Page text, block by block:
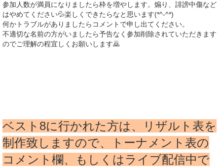
参加人数が満員になりましたら枠を増やします。煽り、誹謗中傷など
はやめてください💦楽しくできたらなと思います(*^-^*)
何かトラブルがありましたらコメントで申し出てください。
不適切な名前の方がいましたら予告なく参加削除されていただきます
のでご理解の程宜しくお願いします🙇
ベスト8に行かれた方は、リザルト表を
制作致しますので、トーナメント表の
コメント欄、もしくはライブ配信中で